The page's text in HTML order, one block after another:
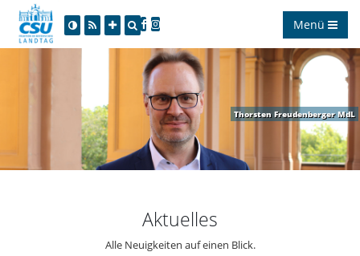
Menü
Thorsten Freudenberger MdL
Aktuelles
Alle Neuigkeiten auf einen Blick.